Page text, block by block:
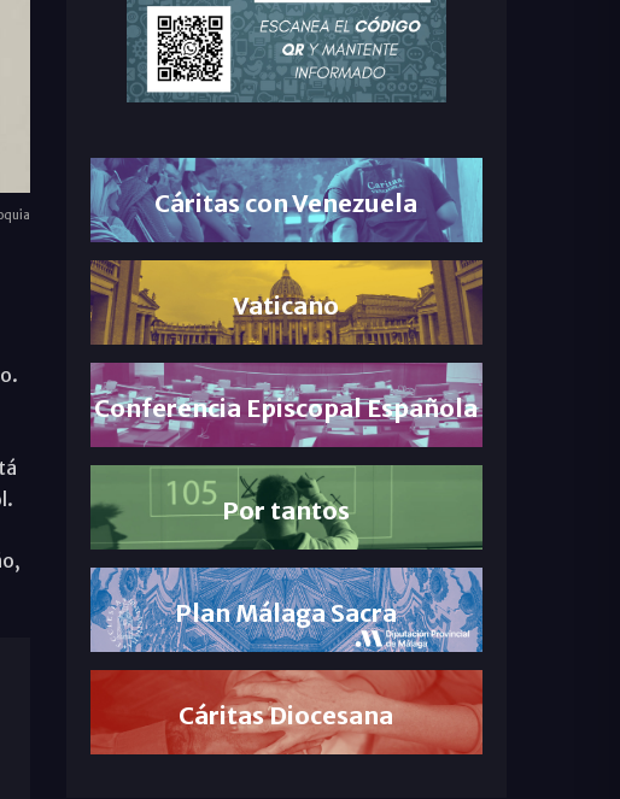
Cáritas con Venezuela
Vaticano
Conferencia Episcopal Española
Por tantos
Plan Málaga Sacra
Cáritas Diocesana